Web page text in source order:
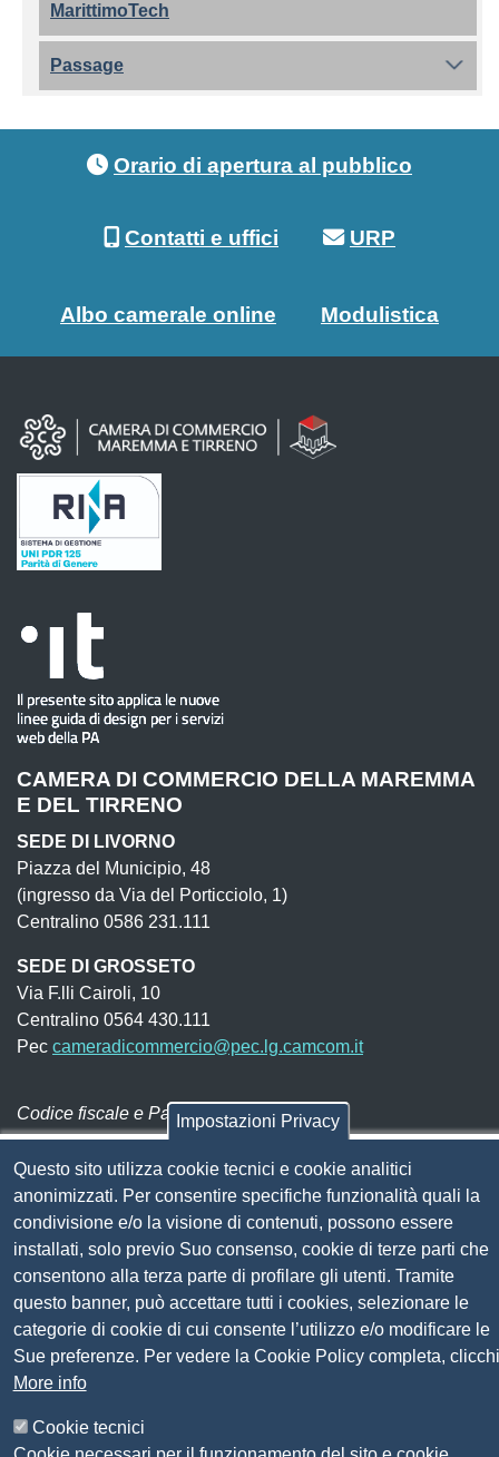
MarittimoTech
Passage
Orario di apertura al pubblico
Contatti e uffici URP
Albo camerale online Modulistica
CAMERA DI COMMERCIO DELLA MAREMMA
E DEL TIRRENO
SEDE DI LIVORNO
Piazza del Municipio, 48
(ingresso da Via del Porticciolo, 1)
Centralino 0586 231.111
SEDE DI GROSSETO
Via F.lli Cairoli, 10
Centralino 0564 430.111
Pec cameradicommercio@pec.lg.camcom.it
Codice fiscale e Partita Iva:01838690491
Pagare con PagoPA
Seguici su
Sito web
Amministrazione trasparente
Mappa del sito
Privacy
Dichiarazione di accessibilità
Impostazioni Privacy
Questo sito utilizza cookie tecnici e cookie analitici
anonimizzati. Per consentire specifiche funzionalità quali la
condivisione e/o la visione di contenuti, possono essere
installati, solo previo Suo consenso, cookie di terze parti che
consentono alla terza parte di profilare gli utenti. Tramite
questo banner, può accettare tutti i cookies, selezionare le
categorie di cookie di cui consente l’utilizzo e/o modificare le
Sue preferenze. Per vedere la Cookie Policy completa, clicchi
More info
Cookie tecnici